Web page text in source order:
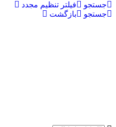
جستجو
فیلتر تنظیم مجدد
جستجو
بازگشت